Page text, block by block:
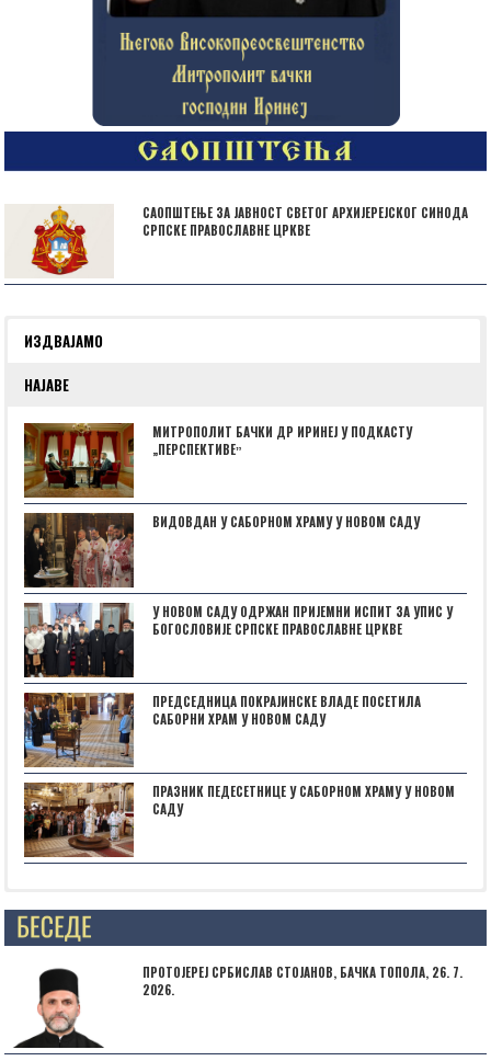
САОПШТЕЊЕ ЗА ЈАВНОСТ СВЕТОГ АРХИЈЕРЕЈСКОГ СИНОДА
СРПСКЕ ПРАВОСЛАВНЕ ЦРКВЕ
ИЗДВАЈАМО
НАЈАВЕ
МИТРОПОЛИТ БАЧКИ ДР ИРИНЕЈ У ПОДКАСТУ
„ПЕРСПЕКТИВЕˮ
ВИДОВДАН У САБОРНОМ ХРАМУ У НОВОМ САДУ
У НОВОМ САДУ ОДРЖАН ПРИЈЕМНИ ИСПИТ ЗА УПИС У
БОГОСЛОВИЈЕ СРПСКЕ ПРАВОСЛАВНЕ ЦРКВЕ
ПРЕДСЕДНИЦА ПОКРАЈИНСКЕ ВЛАДЕ ПОСЕТИЛА
САБОРНИ ХРАМ У НОВОМ САДУ
ПРАЗНИК ПЕДЕСЕТНИЦЕ У САБОРНОМ ХРАМУ У НОВОМ
САДУ
Posts not found
ПРОТОЈЕРЕЈ СРБИСЛАВ СТОЈАНОВ, БАЧКА ТОПОЛА, 26. 7.
2026.